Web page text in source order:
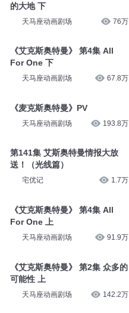
的大地 下
天马座动画剧场 76万
《艾克斯奥特曼》 第4集 All
For One 下
天马座动画剧场 67.8万
《麦克斯奥特曼》PV
天马座动画剧场 193.8万
第141集 艾斯奥特曼情报大放
送！（光线篇）
宅优记 1.7万
《艾克斯奥特曼》 第4集 All
For One 上
天马座动画剧场 91.9万
《艾克斯奥特曼》 第2集 众多的
可能性 上
天马座动画剧场 142.2万